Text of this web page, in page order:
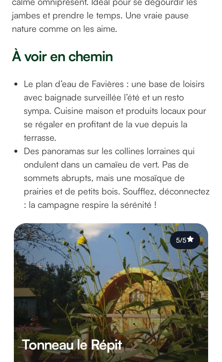
jambes et prendre le temps. Une vraie pause
nature comme on les aime.
À voir en chemin
Le plan d’eau de Favières : une base de loisirs
avec baignade surveillée l’été et un resto
sympa. Cuisine maison et produits locaux pour
se régaler en profitant de la vue depuis la
terrasse.
Des panoramas sur les collines lorraines qui
ondulent dans un camaïeu de vert. Pas de
sommets abrupts, mais une mosaïque de
prairies et de petits bois. Soufflez, déconnectez
: la campagne respire la sérénité !
Tonneau le Répit
5/5